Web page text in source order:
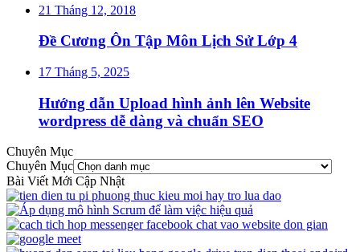
21 Tháng 12, 2018
Đề Cương Ôn Tập Môn Lịch Sử Lớp 4
17 Tháng 5, 2025
Hướng dẫn Upload hình ảnh lên Website
wordpress dễ dàng và chuẩn SEO
Chuyên Mục
Chuyên Mục
Bài Viết Mới Cập Nhật